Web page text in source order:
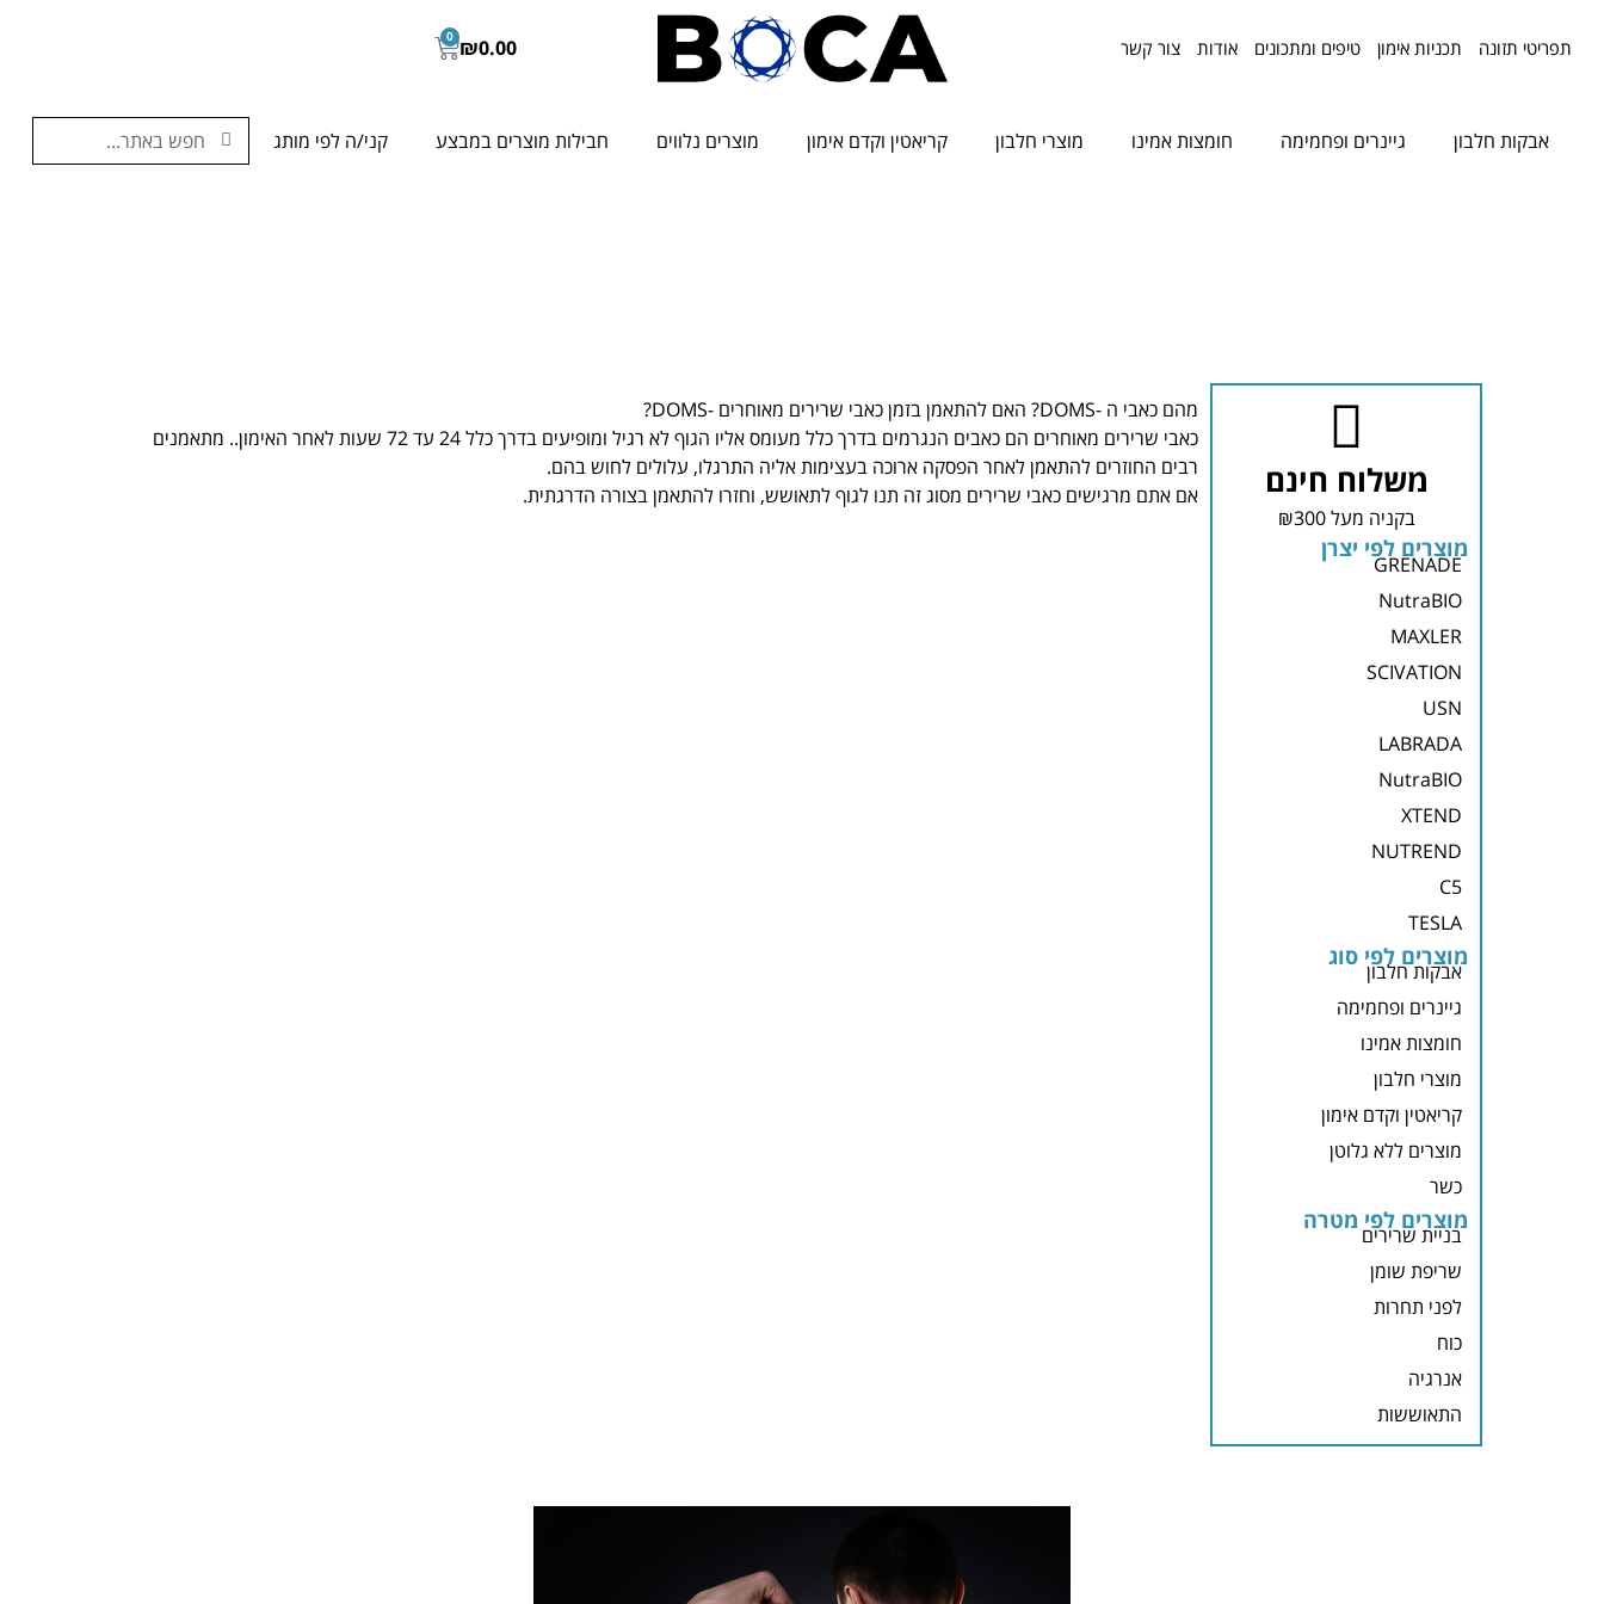
תפריטי תזונה תכניות אימון טיפים ומתכונים אודות צור קשר ₪0.00
0
אבקות חלבון גיינרים ופחמימה חומצות אמינו מוצרי חלבון קריאטין וקדם אימון מוצרים נלווים חבילות מוצרים במבצע קני/ה לפי מותג
משלוח חינם
בקניה מעל ₪300
מוצרים לפי יצרן
GRENADE
NutraBIO
MAXLER
SCIVATION
USN
LABRADA
NutraBIO
XTEND
NUTREND
C5
TESLA
מוצרים לפי סוג
אבקות חלבון
גיינרים ופחמימה
חומצות אמינו
מוצרי חלבון
קריאטין וקדם אימון
מוצרים ללא גלוטן
כשר
מוצרים לפי מטרה
בניית שרירים
שריפת שומן
לפני תחרות
כוח
אנרגיה
התאוששות
מהם כאבי ה -DOMS? האם להתאמן בזמן כאבי שרירים מאוחרים -DOMS?
כאבי שרירים מאוחרים הם כאבים הנגרמים בדרך כלל מעומס אליו הגוף לא רגיל ומופיעים בדרך כלל 24 עד 72 שעות לאחר האימון.. מתאמנים
רבים החוזרים להתאמן לאחר הפסקה ארוכה בעצימות אליה התרגלו, עלולים לחוש בהם.
אם אתם מרגישים כאבי שרירים מסוג זה תנו לגוף לתאושש, וחזרו להתאמן בצורה הדרגתית.